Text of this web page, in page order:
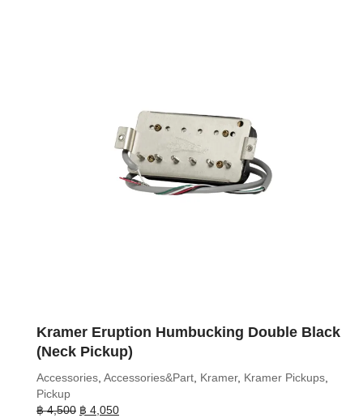
Kramer Eruption Humbucking Double Black
(Neck Pickup)
Accessories, Accessories&Part, Kramer, Kramer Pickups,
Pickup
฿4,500 Original
฿ 4,050Current